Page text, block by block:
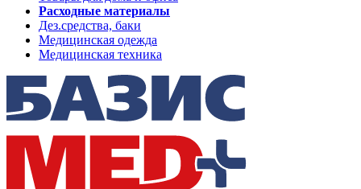
Расходные материалы
Дез.средства, баки
Медицинская одежда
Медицинская техника